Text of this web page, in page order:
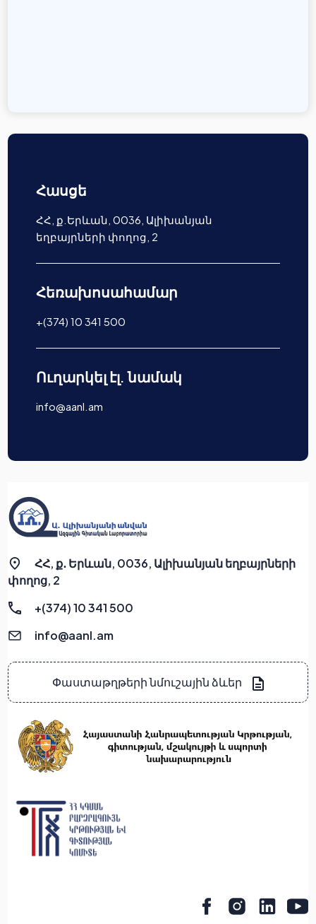
Հասցե
ՀՀ, ք.Երևան, 0036, Ալիխանյան
եղբայրների փողոց, 2
Հեռախոսահամար
+(374) 10 341 500
Ուղարկել էլ. նամակ
info@aanl.am
ՀՀ, ք․ Երևան, 0036, Ալիխանյան եղբայրների
փողոց, 2
+(374) 10 341 500
info@aanl.am
Փաստաթղթերի նմուշային ձևեր